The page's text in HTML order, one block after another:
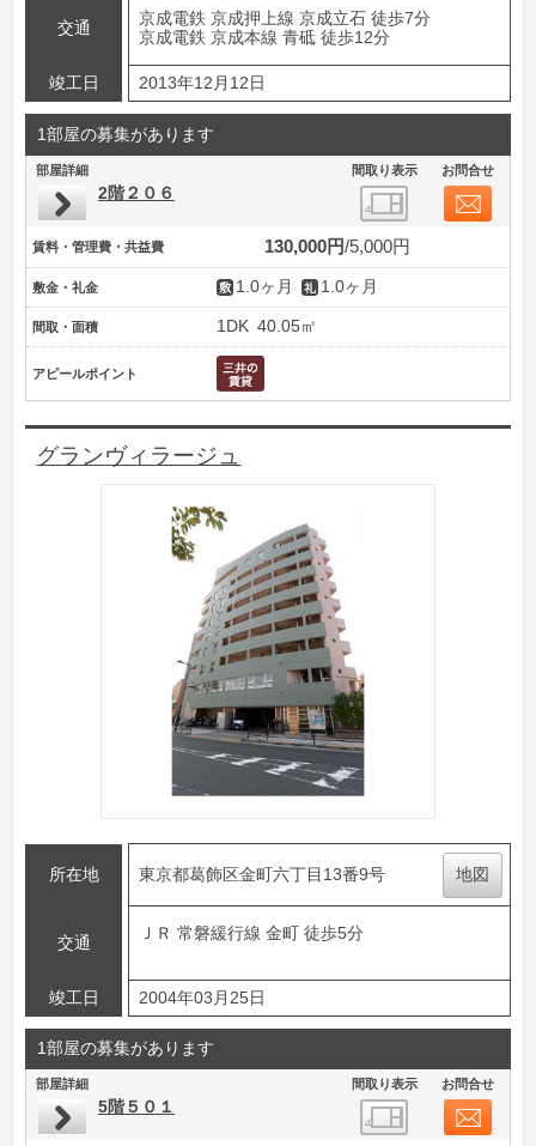
交通
京成電鉄 京成押上線 京成立石 徒歩7分
京成電鉄 京成本線 青砥 徒歩12分
竣工日 2013年12月12日
1部屋の募集があります
部屋詳細 間取り表示 お問合せ
2階２０６
賃料・管理費・共益費 130,000円 5,000円
敷金・礼金 1.0ヶ月 1.0ヶ月
間取・面積 1DK 40.05㎡
アピールポイント
グランヴィラージュ
所在地 東京都葛飾区金町六丁目13番9号 地図
交通
ＪＲ 常磐緩行線 金町 徒歩5分
竣工日 2004年03月25日
1部屋の募集があります
部屋詳細 間取り表示 お問合せ
5階５０１